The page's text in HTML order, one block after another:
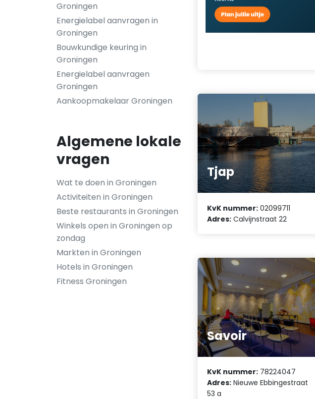
Groningen
Energielabel aanvragen in
Groningen
Bouwkundige keuring in
Groningen
Energielabel aanvragen
Groningen
Aankoopmakelaar Groningen
Algemene lokale
vragen
Wat te doen in Groningen
Activiteiten in Groningen
Beste restaurants in Groningen
Winkels open in Groningen op
zondag
Markten in Groningen
Hotels in Groningen
Fitness Groningen
Tjap
KvK nummer: 02099711
Adres: Calvijnstraat 22
Savoir
KvK nummer: 78224047
Adres: Nieuwe Ebbingestraat
53 a